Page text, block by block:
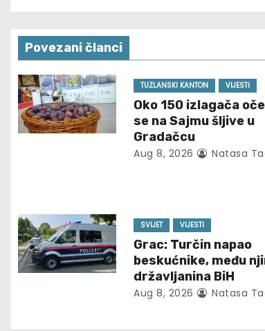
t
n
a
v
a
t
i
Povezani članci
TUZLANSKI KANTON VIJESTI
Oko 150 izlagača
se na Sajmu šljive u
Gradačcu
Aug 8, 2026 Natasa
SVIJET VIJESTI
Grac: Turčin napao
beskućnike, među
državljanina BiH
Aug 8, 2026 Natasa